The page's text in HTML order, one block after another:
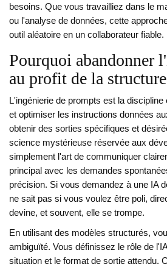
besoins. Que vous travailliez dans le
ou l'analyse de données, cette
outil aléatoire en un collaborateur fiable.
Pourquoi abandonner
au profit de la
L'ingénierie de prompts est la
et optimiser les instructions données
obtenir des sorties spécifiques et
science mystérieuse réservée aux
simplement l'art de communiquer
principal avec les demandes
précision. Si vous demandez à une IA
ne sait pas si vous voulez être poli,
devine, et souvent, elle se trompe.
En utilisant des modèles structurés,
ambiguïté. Vous définissez le rôle de
situation et le format de sortie attendu.